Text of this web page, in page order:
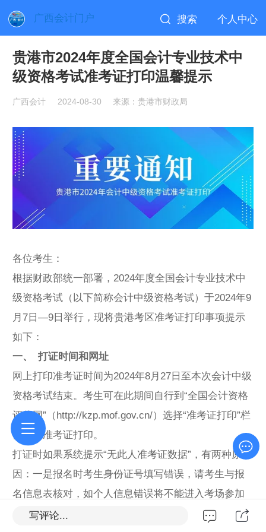
广西会计门户 搜索 个人中心
贵港市2024年度全国会计专业技术中
级资格考试准考证打印温馨提示
广西会计 2024-08-30 来源：贵港市财政局
各位考生：
根据财政部统一部署，2024年度全国会计专业技术中
级资格考试（以下简称会计中级资格考试）于2024年9
月7日—9日举行，现将贵港考区准考证打印事项提示
如下：
一、 打证时间和网址
网上打印准考证时间为2024年8月27日至本次会计中级
资格考试结束。考生可在此期间自行到“全国会计资格
评价网”（http://kzp.mof.gov.cn/）选择“准考证打印”栏
目进行准考证打印。
打证时如果系统提示“无此人准考证数据”，有两种原
因：一是报名时考生身份证号填写错误，请考生与报
名信息表核对，如个人信息错误将不能进入考场参加
考试，请考生知悉；二是考生没有缴费，报名不成
写评论...